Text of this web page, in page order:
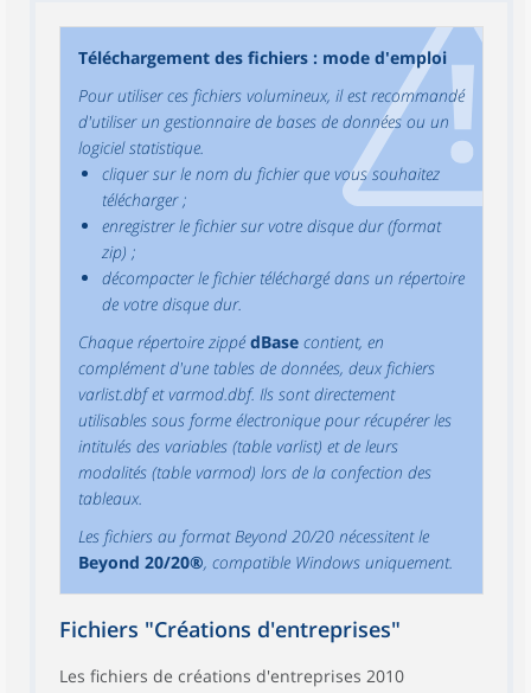
Téléchargement des fichiers : mode d'emploi
Pour utiliser ces fichiers volumineux, il est recommandé
d'utiliser un gestionnaire de bases de données ou un
logiciel statistique.
cliquer sur le nom du fichier que vous souhaitez
télécharger ;
enregistrer le fichier sur votre disque dur (format
zip) ;
décompacter le fichier téléchargé dans un répertoire
de votre disque dur.
Chaque répertoire zippédBase contient, en
complément d'une tables de données, deux fichiers
varlist.dbf et varmod.dbf. Ils sont directement
utilisables sous forme électronique pour récupérer les
intitulés des variables (table varlist) et de leurs
modalités (table varmod) lors de la confection des
tableaux.
Les fichiers au format Beyond 20/20 nécessitent le
Beyond 20/20®, compatible Windows uniquement.
Fichiers "Créations d'entreprises"
Les fichiers de créations d'entreprises 2010